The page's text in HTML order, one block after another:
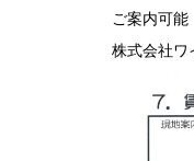
ご案内可
株式会社ワ